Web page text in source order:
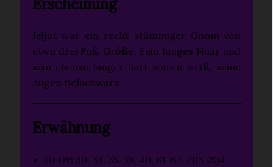
Jeljot war ein recht stämmiger Gnom von
etwa drei Fuß Größe. Sein langes Haar und
sein ebenso langer Bart waren weiß, seine
Augen tiefschwarz.
Erwähnung
DEDV: 30, 33, 35-38, 40, 61-62, 203-204